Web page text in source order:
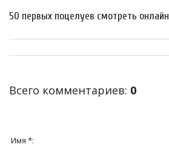
50 первых поцелуев смотреть онлайн
Всего комментариев: 0
Имя *: